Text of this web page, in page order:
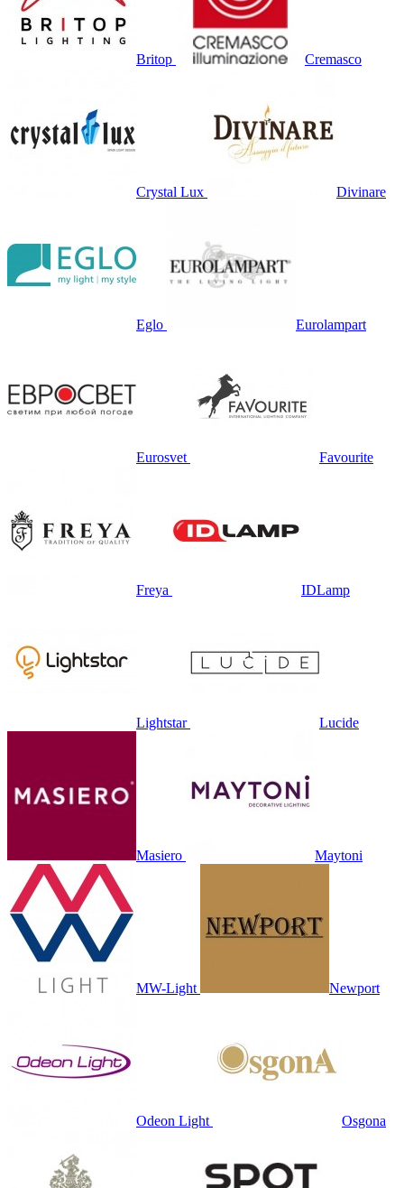
Britop Cremasco
Crystal Lux Divinare
Eglo Eurolampart
Eurosvet Favourite
Freya IDLamp
Lightstar Lucide
Masiero Maytoni
MW-Light Newport
Odeon Light Osgona